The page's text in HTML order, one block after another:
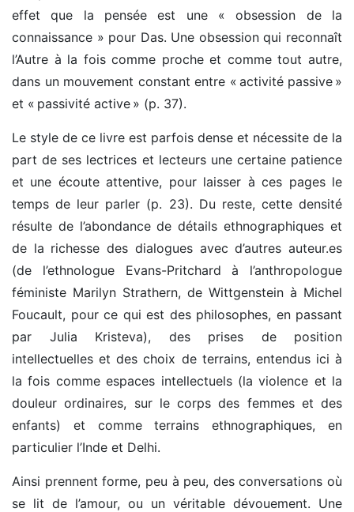
effet que la pensée est une « obsession de la
connaissance » pour Das. Une obsession qui reconnaît
l’Autre à la fois comme proche et comme tout autre,
dans un mouvement constant entre « activité passive »
et « passivité active » (p. 37).
Le style de ce livre est parfois dense et nécessite de la
part de ses lectrices et lecteurs une certaine patience
et une écoute attentive, pour laisser à ces pages le
temps de leur parler (p. 23). Du reste, cette densité
résulte de l’abondance de détails ethnographiques et
de la richesse des dialogues avec d’autres auteur.es
(de l’ethnologue Evans-Pritchard à l’anthropologue
féministe Marilyn Strathern, de Wittgenstein à Michel
Foucault, pour ce qui est des philosophes, en passant
par Julia Kristeva), des prises de position
intellectuelles et des choix de terrains, entendus ici à
la fois comme espaces intellectuels (la violence et la
douleur ordinaires, sur le corps des femmes et des
enfants) et comme terrains ethnographiques, en
particulier l’Inde et Delhi.
Ainsi prennent forme, peu à peu, des conversations où
se lit de l’amour, ou un véritable dévouement. Une